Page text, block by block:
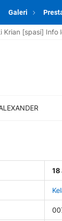
Galeri
Info
18